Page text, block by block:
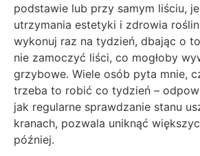
podstawie lub przy samym liściu,
utrzymania estetyki i zdrowia
wykonuj raz na tydzień, dbając o
nie zamoczyć liści, co mogłoby
grzybowe. Wiele osób pyta mnie,
trzeba to robić co tydzień –
jak regularne sprawdzanie stanu
kranach, pozwala uniknąć
później.